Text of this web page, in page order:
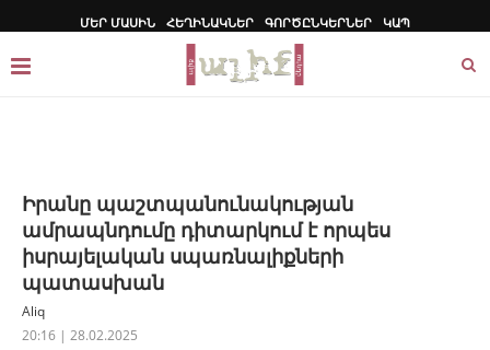
ՄԵՐ ՄԱՍԻՆ ՀԵՂԻՆԱԿՆԵՐ ԳՈՐԾԸՆԿԵՐՆԵՐ ԿԱՊ
Իրանը պաշտպանունակության
ամրապնդումը դիտարկում է որպես
իսրայելական սպառնալիքների
պատասխան
Aliq
20:16 | 28.02.2025